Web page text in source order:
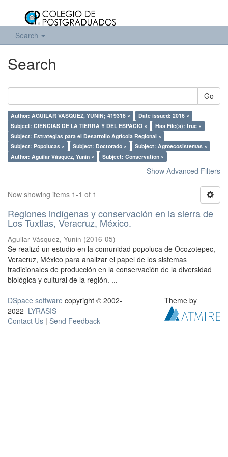
Search
Search
Go
Author: AGUILAR VASQUEZ, YUNIN; 419318 ×
Date issued: 2016 ×
Subject: CIENCIAS DE LA TIERRA Y DEL ESPACIO ×
Has File(s): true ×
Subject: Estrategias para el Desarrollo Agrícola Regional ×
Subject: Popolucas ×
Subject: Doctorado ×
Subject: Agroecosistemas ×
Author: Aguilar Vásquez, Yunin ×
Subject: Conservation ×
Show Advanced Filters
Now showing items 1-1 of 1
Regiones indígenas y conservación en la sierra de
Los Tuxtlas, Veracruz, México.
Aguilar Vásquez, Yunin (2016-05)
Se realizó un estudio en la comunidad popoluca de Ocozotepec,
Veracruz, México para analizar el papel de los sistemas
tradicionales de producción en la conservación de la diversidad
biológica y cultural de la región. ...
DSpace software copyright © 2002-
2022 LYRASIS
Contact Us | Send Feedback
Theme by